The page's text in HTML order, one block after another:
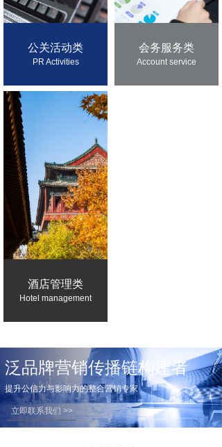
会务服务类
Account service
公关活动类
PR Activities
酒店管理类
Hotel management
泛品牌营销传播链构建者
提升公信力与影响力的整合营销专家
立即联系我们 >>